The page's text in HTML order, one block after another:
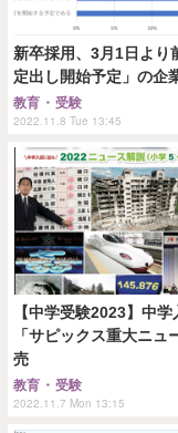
新卒採用、3月1日より
定出し開始予定」の企
教育・受験
2022.11.8 Tue 13:45
【中学受験2023】中学
「サピックス重大ニュ
売
教育・受験
2022.11.7 Mon 13:15